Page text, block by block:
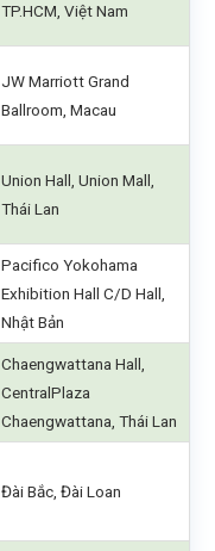
TP.HCM, Việt Nam
JW Marriott Grand
Ballroom, Macau
Union Hall, Union Mall,
Thái Lan
Pacifico Yokohama
Exhibition Hall C/D Hall,
Nhật Bản
Chaengwattana Hall,
CentralPlaza
Chaengwattana, Thái Lan
Đài Bắc, Đài Loan